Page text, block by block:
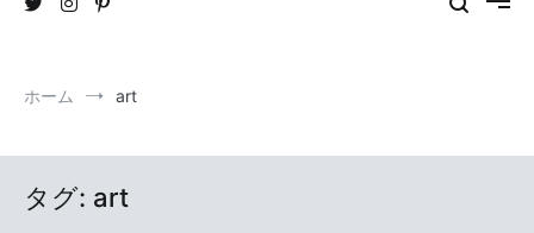
ホーム art
タグ: art